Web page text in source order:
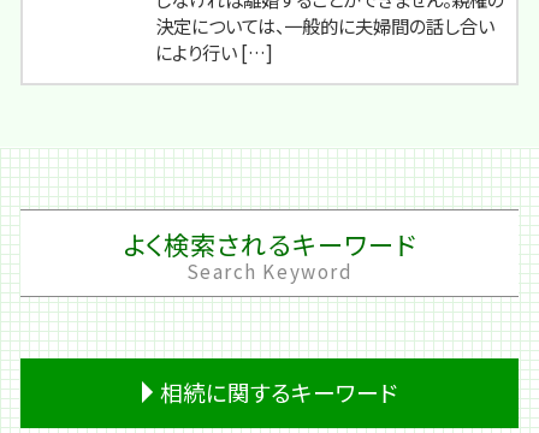
決定については、一般的に夫婦間の話し合い
により行い […]
よく検索されるキーワード
Search Keyword
相続に関するキーワード